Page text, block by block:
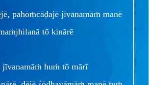
pahōṁcāḍajē jīvanamāṁ manē
tō kinārē
jīvanamāṁ huṁ tō mārī